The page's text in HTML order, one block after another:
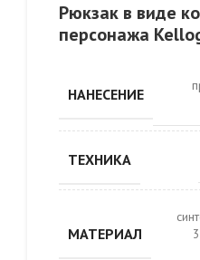
Рюкзак в виде
персонажа
НАНЕСЕНИЕ
ТЕХНИКА
МАТЕРИАЛ